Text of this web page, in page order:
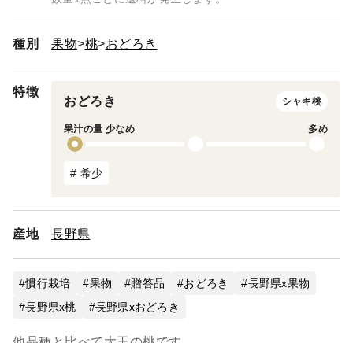
種別 果物 桃 おどろき
特徴
おどろき シャキ桃
果汁の量 少なめ 多め
# 希少
産地 長野県
慣行栽培 果物 贈答品 おどろき
長野県x果物
長野県x桃
長野県xおどろき